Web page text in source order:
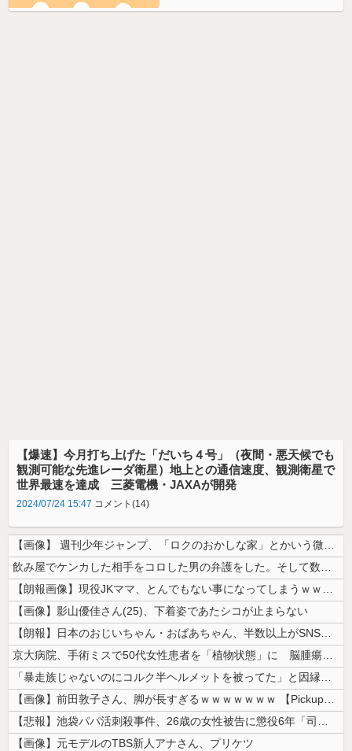
【爆速】今月打ち上げた「だいち４号」（夜間・悪天候でも
観測可能な先進レーダ衛星）地上との通信速度、観測衛星で
世界最速を達成 三菱電機・JAXAが開発
2024/07/24 15:47 コメント(14)
【画像】 週刊少年ジャンプ、「ロクのおかしな家」とかいう微妙な漫画を巻...
飲み屋でケンカした相手をコロした男の弁護をした。そして数年後、因果応報...
【朗報画像】現役JKママ、とんでもない事になってしまうｗｗｗｗｗｗｗｗ...
【画像】影山優佳さん(25)、下着姿であたシコが止まらない
【朗報】日本のおじいちゃん・おばあちゃん、半数以上がSNSを使いこなし...
京大病院、手術ミスで50代女性患者を「植物状態」に 脳腫瘍摘出手術で腫...
「暴走族じゃないのにコルク半ヘルメットを被ってた」と因縁つけて暴行 少...
【画像】前田敦子さん、脚が長すぎるｗｗｗｗｗｗｗ 【Pickup070...
【悲報】池袋パパ活刺殺事件、26歳の女性被告に懲役6年「司法の女割」批...
【画像】元モデルのTBS新人アナさん、プリケツ